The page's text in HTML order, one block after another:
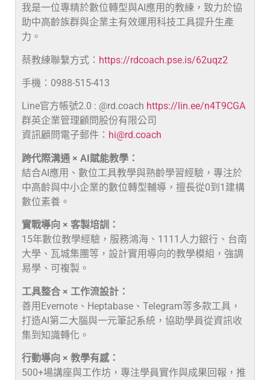
我是一位專精於數位轉型與AI應用的教練，致力於協
助中高齡族群與企業主有效運用科技工具提升生產
力。
蔡教練聯繫方式： https://rdcoach.pse.is/62uqz2
手機：0988-515-413
Line官方帳號2.0 : @rd.coach https://lin.ee/n4T9CGA
群英企業管理顧問股份有限公司
資訊顧問電子郵件： hi@rd.coach
跨代際溝通 × AI賦能教學：
結合AI應用、數位工具教學與熟齡學習經驗，專注於
中高齡與中小企業的數位轉型輔導，擅長從0到1建構
數位素養。
實戰導向 × 客製培訓：
15年數位教學經驗，服務鴻海、1111人力銀行、台南
大學、瓦城集團等，設計實用導向的教學模組，強調
易學、可複製。
工具整合 × 工作流設計：
善用Evernote、Heptabase、Telegram等多款工具，
打造AI第二大腦與一元筆記系統，協助學員從資訊收
集到知識轉化。
行動導向 × 教學有感：
500+場講座與工作坊，專注學員實作與成果回報，推